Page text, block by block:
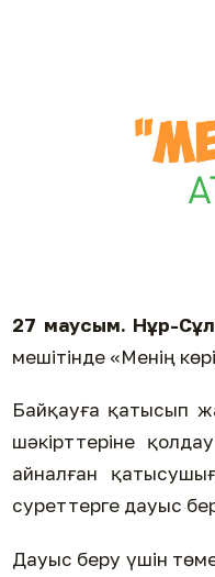
27 маусым. Нұр-
мешітінде «Менің
Байқауға қатысып
шәкірттеріне
айналған
суреттерге дауыс
Дауыс беру үшін